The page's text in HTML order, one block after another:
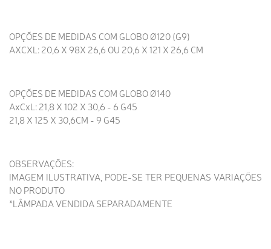
OPÇÕES DE MEDIDAS COM GLOBO Ø120 (G9)
AXCXL: 20,6 X 98X 26,6 OU 20,6 X 121 X 26,6 CM
OPÇÕES DE MEDIDAS COM GLOBO Ø140
AxCxL: 21,8 X 102 X 30,6 - 6 G45
21,8 X 125 X 30,6CM - 9 G45
OBSERVAÇÕES:
IMAGEM ILUSTRATIVA, PODE-SE TER PEQUENAS VARIAÇÕES
NO PRODUTO
*LÂMPADA VENDIDA SEPARADAMENTE